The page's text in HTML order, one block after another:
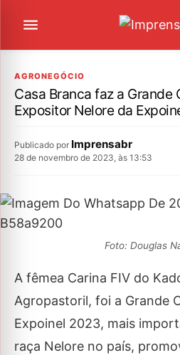
AGRONEGÓCIO
Casa Branca faz a Grande
Expositor Nelore da
Publicado por Imprensabr
28 de novembro de 2023, às 13:53
Foto: Douglas
A fêmea Carina FIV do
Agropastoril, foi a Grande
Expoinel 2023, mais
raça Nelore no país,